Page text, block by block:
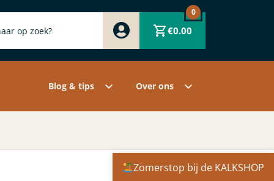
€0.00
0
Zwart
Grijs
Overige pigmenten
Blog & tips Over ons
Contact
Zomerstop bij de KALKSHOP